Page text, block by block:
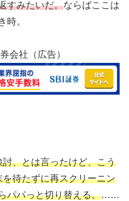
すみたいだ。ならばここは
時。
会社（広告）
、とは言ったけど、こう
待たずに再スクリーニン
パパっと切り替える。……